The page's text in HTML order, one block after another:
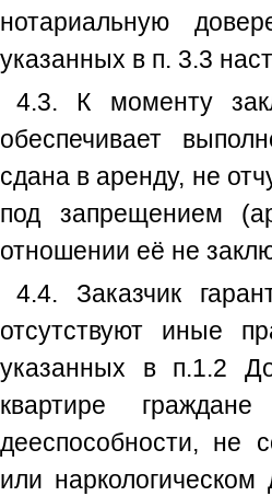
нотариальную
указанных в п. 3.3
4.3. К моменту
обеспечивает
сдана в аренду, не
под запрещением
отношении её не
4.4. Заказчик
отсутствуют иные
указанных в п.1.2
квартире
дееспособности, не
или